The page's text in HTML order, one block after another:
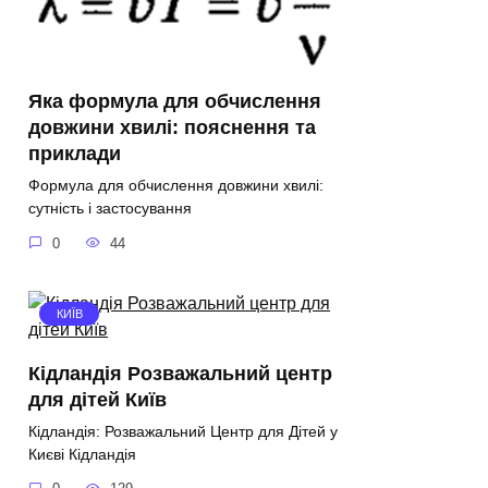
Яка формула для обчислення
довжини хвилі: пояснення та
приклади
Формула для обчислення довжини хвилі:
сутність і застосування
0 44
КИЇВ
Кідландія Розважальний центр
для дітей Київ
Кідландія: Розважальний Центр для Дітей у
Києві Кідландія